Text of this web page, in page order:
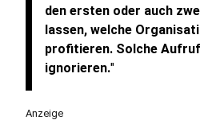
den ersten oder auch
lassen, welche
profitieren. Solche
ignorieren."
Anzeige